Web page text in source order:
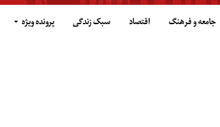
جامعه و فرهنگ اقتصاد سبک زندگی پرونده ویژه